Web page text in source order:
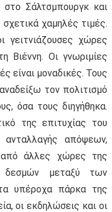
στο Σάλτσμπουργκ και
χαμηλές τιμές.
γειτνιάζουσες χώρες
Βιέννη. Οι γνωριμίες
είναι μοναδικές. Τους
τον πολιτισμό
όσα τους διηγήθηκα.
της επιτυχίας του
ανταλλαγής απόψεων,
άλλες χώρες της
δεσμών μεταξύ των
υπέροχα πάρκα της
οι εκδηλώσεις και οι